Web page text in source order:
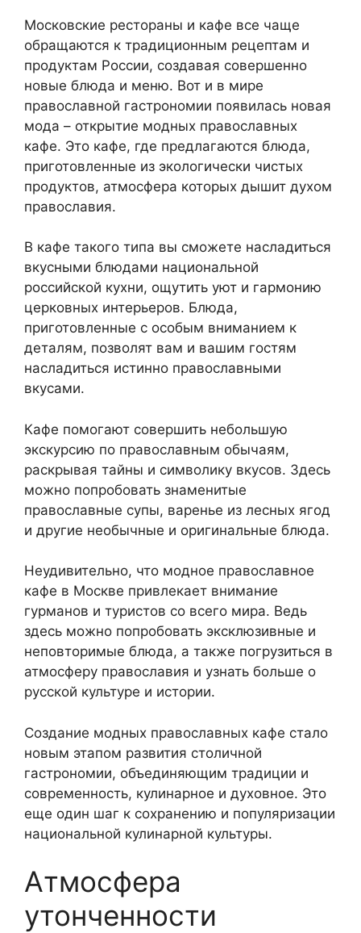
Московские рестораны и кафе все чаще
обращаются к традиционным рецептам и
продуктам России, создавая совершенно
новые блюда и меню. Вот и в мире
православной гастрономии появилась новая
мода – открытие модных православных
кафе. Это кафе, где предлагаются блюда,
приготовленные из экологически чистых
продуктов, атмосфера которых дышит духом
православия.
В кафе такого типа вы сможете насладиться
вкусными блюдами национальной
российской кухни, ощутить уют и гармонию
церковных интерьеров. Блюда,
приготовленные с особым вниманием к
деталям, позволят вам и вашим гостям
насладиться истинно православными
вкусами.
Кафе помогают совершить небольшую
экскурсию по православным обычаям,
раскрывая тайны и символику вкусов. Здесь
можно попробовать знаменитые
православные супы, варенье из лесных ягод
и другие необычные и оригинальные блюда.
Неудивительно, что модное православное
кафе в Москве привлекает внимание
гурманов и туристов со всего мира. Ведь
здесь можно попробовать эксклюзивные и
неповторимые блюда, а также погрузиться в
атмосферу православия и узнать больше о
русской культуре и истории.
Создание модных православных кафе стало
новым этапом развития столичной
гастрономии, объединяющим традиции и
современность, кулинарное и духовное. Это
еще один шаг к сохранению и популяризации
национальной кулинарной культуры.
Атмосфера
утонченности